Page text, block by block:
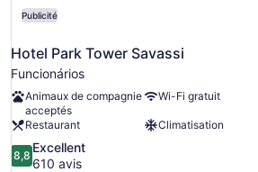
Publicité
Hotel Park Tower Savassi
Funcionários
Animaux de compagnie
acceptés
Wi-Fi gratuit
Restaurant Climatisation
8.8
sur
8,8
Excellent
610 avis